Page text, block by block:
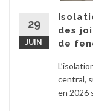
29
JUIN
des
de
central,
en 2026